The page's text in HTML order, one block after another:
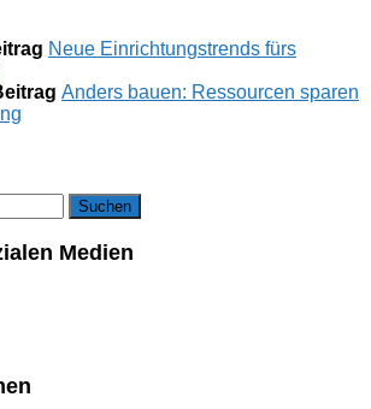
Neue Einrichtungstrends fürs
Anders bauen: Ressourcen sparen
Medien